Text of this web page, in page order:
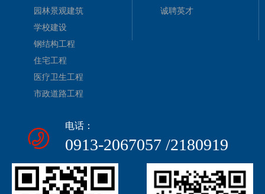
园林景观建筑
学校建设
钢结构工程
住宅工程
医疗卫生工程
市政道路工程
诚聘英才
电话：
0913-2067057 /2180919